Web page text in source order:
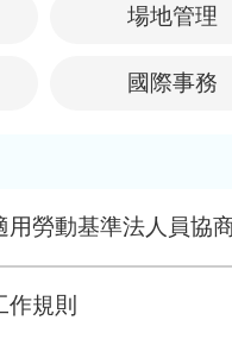
場地管理
國際事務
勞動基準法人員協
規則